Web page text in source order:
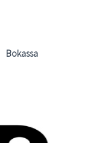
Bokassa